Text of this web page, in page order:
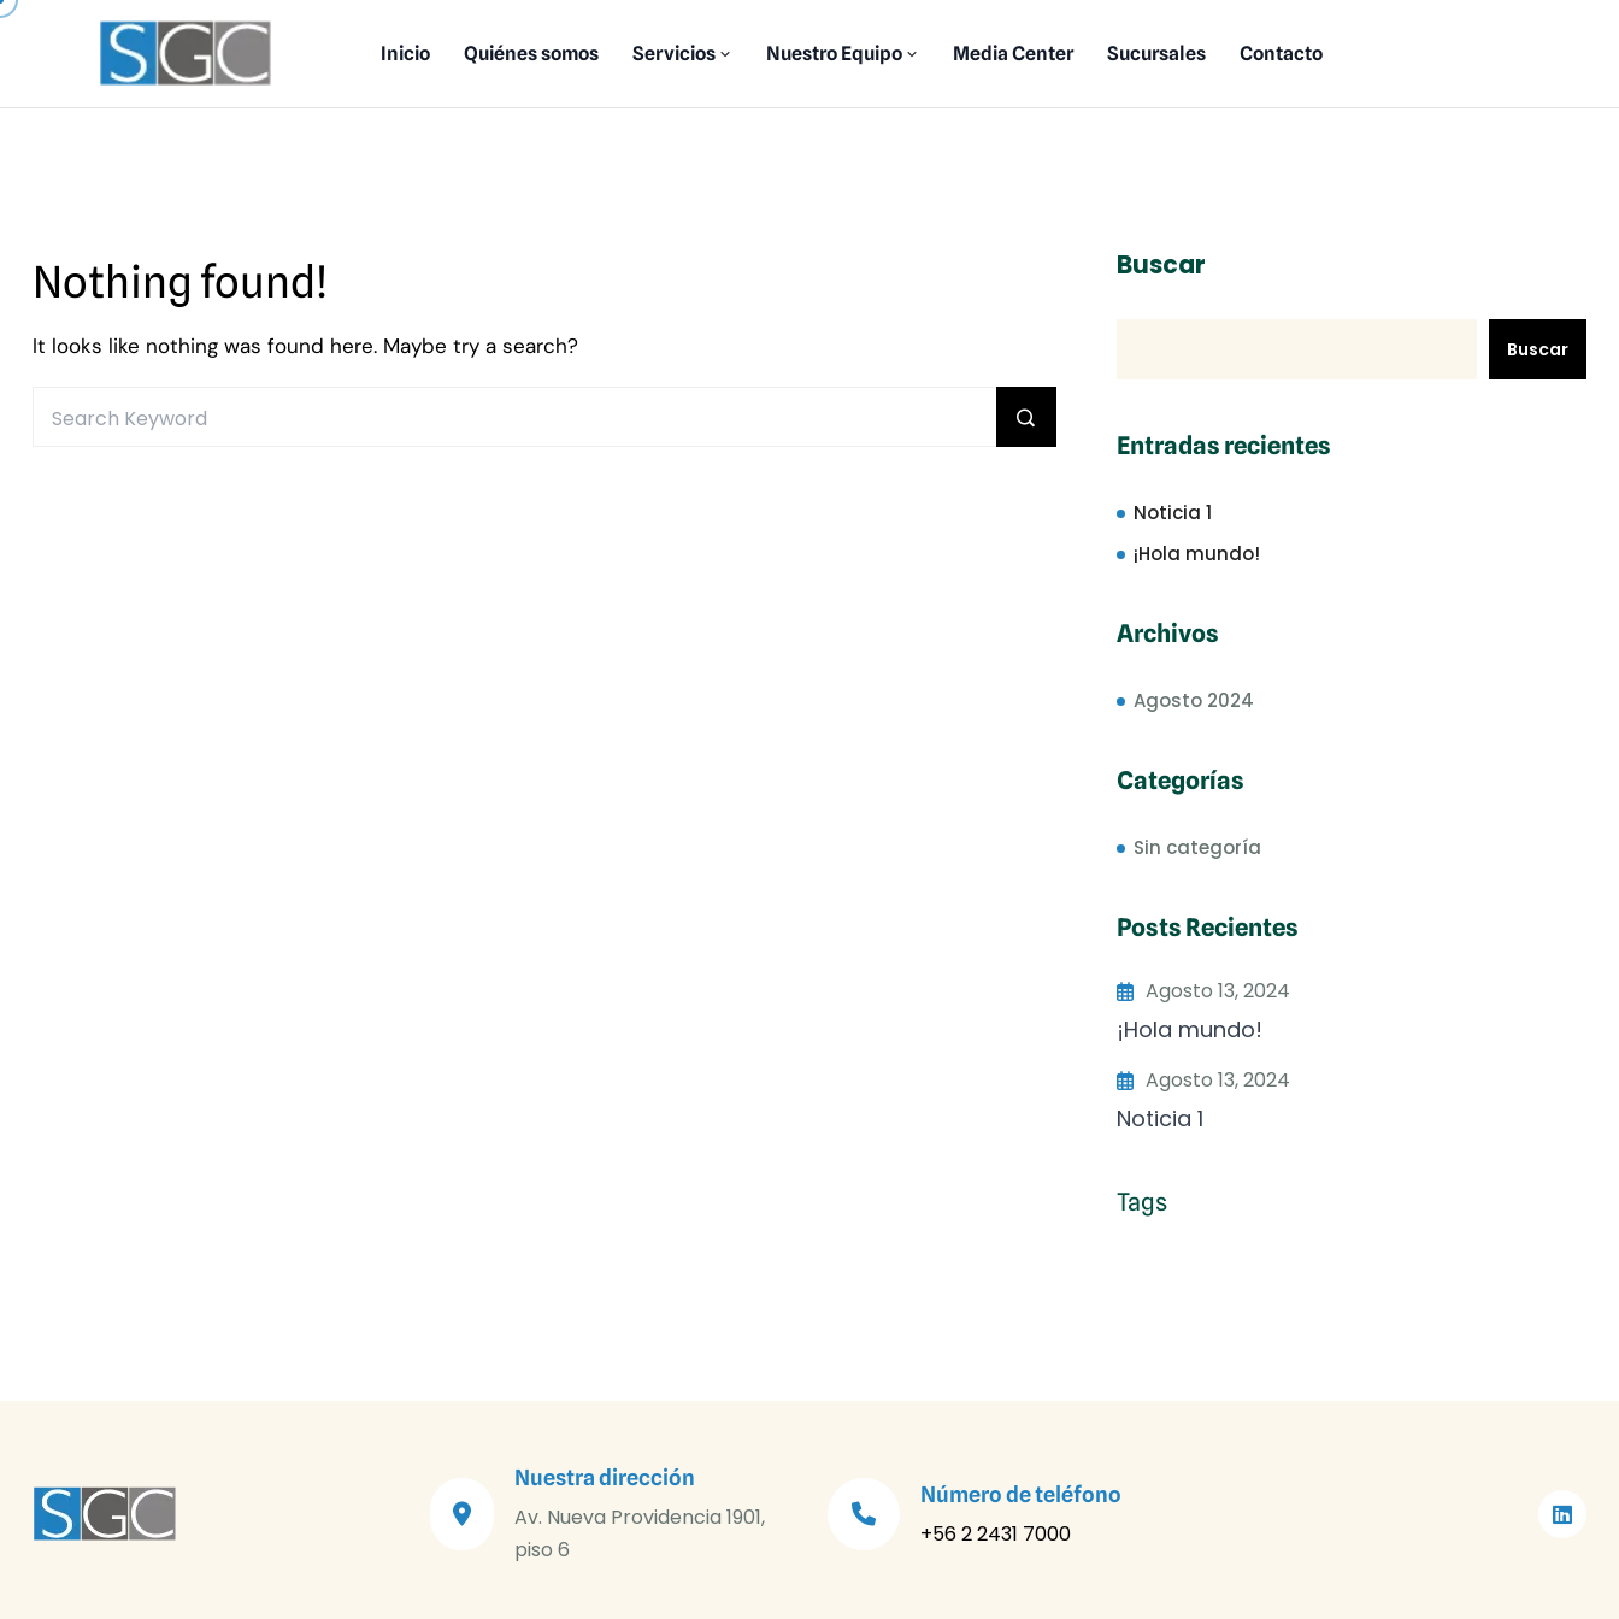
Inicio Quiénes somos Servicios Nuestro Equipo Media Center Sucursales Contacto
Nothing found!
It looks like nothing was found here. Maybe try a search?
Buscar
Buscar
Entradas recientes
Noticia 1
¡Hola mundo!
Archivos
Agosto 2024
Categorías
Sin categoría
Posts Recientes
Agosto 13, 2024
¡Hola mundo!
Agosto 13, 2024
Noticia 1
Tags
Nuestra dirección
Av. Nueva Providencia 1901,
piso 6
Número de teléfono
+56 2 2431 7000